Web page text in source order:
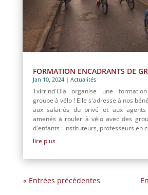
FORMATION ENCADRANTS DE
Jan 10, 2024| Actualités
Txirrind'Ola organise une
groupe à vélo ! Elle s'adresse à nos
aux salariés du privé et aux agents
amenés à rouler à vélo avec des
d'enfants : instituteurs, professeurs en
lire plus
« Entrées précédentes